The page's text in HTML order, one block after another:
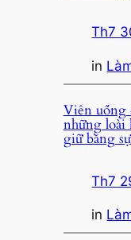
Th7
in
Viên uống
những loài
giữ bằng
Th7
in